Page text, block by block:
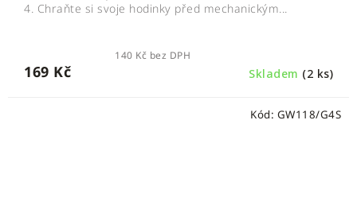
Skladem (2 ks)
140 Kč bez DPH
169 Kč
4. Chraňte si svoje hodinky před mechanickým...
Kód: GW118/G4S